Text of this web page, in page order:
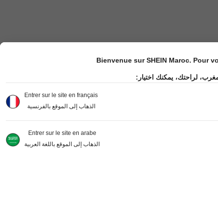
Bienvenue sur SHEIN Maroc. Pour
لراحتك، يمكنك اختيار:
Entrer sur le site en français
الذهاب إلى الموقع بالفرنسية
Entrer sur le site en arabe
الذهاب إلى الموقع باللغة العربية